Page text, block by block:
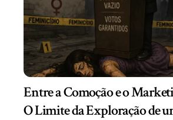
Entre a Comoção e o
O Limite da Exploração de